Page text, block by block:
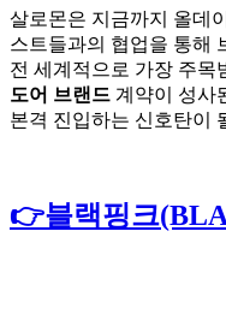
살로몬은 지금까지 올데
스트들과의 협업을 통해
전 세계적으로 가장 주목
도어 브랜드 계약이 성사
본격 진입하는 신호탄이
👉블랙핑크